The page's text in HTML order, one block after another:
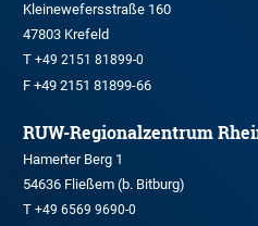
Kleinewefersstraße 160
47803 Krefeld
T +49 2151 81899-0
F +49 2151 81899-66
RUW-Regionalzentrum
Hamerter Berg 1
54636 Fließem (b. Bitburg)
T +49 6569 9690-0